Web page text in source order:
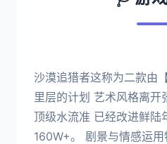
沙漠追猎者这称为二款由
里层的计划 艺术风格离开
顶级水流准 已经改进鲜陆
160W+。 剧景与情感运